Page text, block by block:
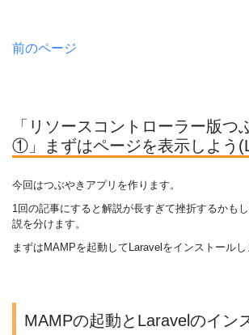
前のページ
「リソースコントローラー版つ
①」まずはページを表示しよう
今回はつぶやきアプリを作ります。
1回の記事にすると解説が長すぎて挫折するかも
説を分けます。
まずはMAMPを起動してLaravelをインストールし
MAMPの起動とLaravelのイン